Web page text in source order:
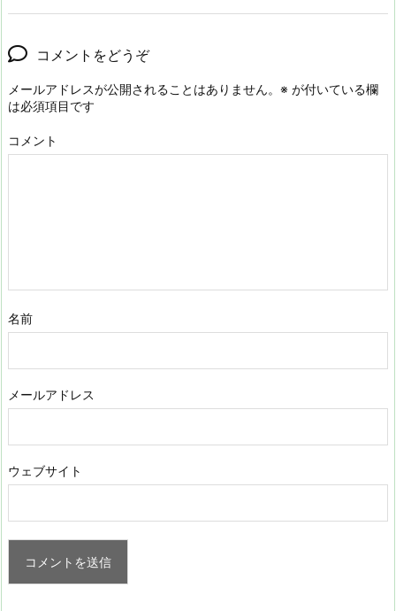
コメントをどうぞ
メールアドレスが公開されることはありません。 ※ が付いている欄
は必須項目です
コメント
名前
メールアドレス
ウェブサイト